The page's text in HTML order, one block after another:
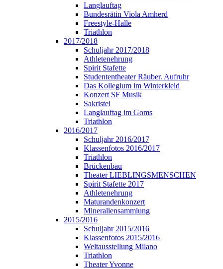
Langlauftag
Bundesrätin Viola Amherd
Freestyle-Halle
Triathlon
2017/2018
Schuljahr 2017/2018
Athletenehrung
Spirit Stafette
Studententheater Räuber. Aufruhr
Das Kollegium im Winterkleid
Konzert SF Musik
Sakristei
Langlauftag im Goms
Triathlon
2016/2017
Schuljahr 2016/2017
Klassenfotos 2016/2017
Triathlon
Brückenbau
Theater LIEBLINGSMENSCHEN
Spirit Stafette 2017
Athletenehrung
Maturandenkonzert
Mineraliensammlung
2015/2016
Schuljahr 2015/2016
Klassenfotos 2015/2016
Weltausstellung Milano
Triathlon
Theater Yvonne